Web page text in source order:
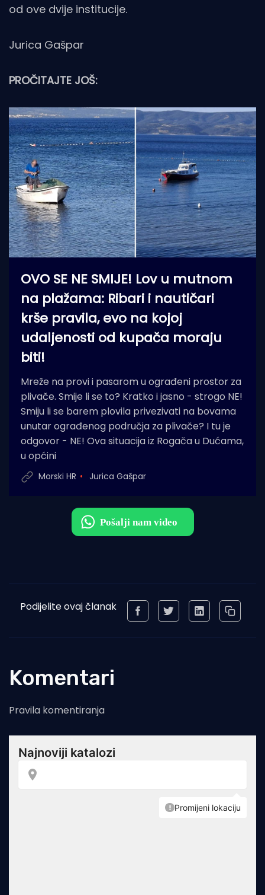
od ove dvije institucije.
Jurica Gašpar
PROČITAJTE JOŠ:
OVO SE NE SMIJE! Lov u mutnom
na plažama: Ribari i nautičari
krše pravila, evo na kojoj
udaljenosti od kupača moraju
biti!
Mreže na provi i pasarom u ograđeni prostor za
plivače. Smije li se to? Kratko i jasno - strogo NE!
Smiju li se barem plovila privezivati na bovama
unutar ograđenog područja za plivače? I tu je
odgovor - NE! Ova situacija iz Rogača u Dućama,
u općini
Morski HR Jurica Gašpar
Podijelite ovaj članak
Komentari
Pravila komentiranja